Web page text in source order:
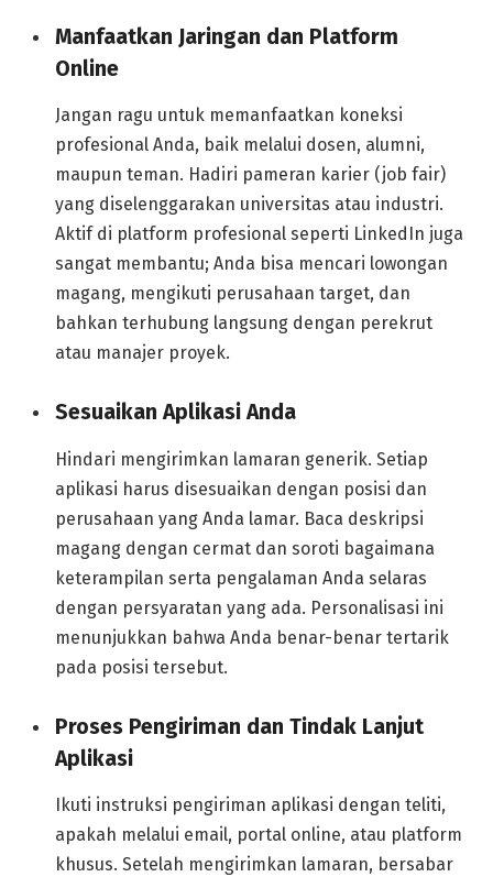
Manfaatkan Jaringan dan Platform
Online
Jangan ragu untuk memanfaatkan koneksi
profesional Anda, baik melalui dosen, alumni,
maupun teman. Hadiri pameran karier (job fair)
yang diselenggarakan universitas atau industri.
Aktif di platform profesional seperti LinkedIn juga
sangat membantu; Anda bisa mencari lowongan
magang, mengikuti perusahaan target, dan
bahkan terhubung langsung dengan perekrut
atau manajer proyek.
Sesuaikan Aplikasi Anda
Hindari mengirimkan lamaran generik. Setiap
aplikasi harus disesuaikan dengan posisi dan
perusahaan yang Anda lamar. Baca deskripsi
magang dengan cermat dan soroti bagaimana
keterampilan serta pengalaman Anda selaras
dengan persyaratan yang ada. Personalisasi ini
menunjukkan bahwa Anda benar-benar tertarik
pada posisi tersebut.
Proses Pengiriman dan Tindak Lanjut
Aplikasi
Ikuti instruksi pengiriman aplikasi dengan teliti,
apakah melalui email, portal online, atau platform
khusus. Setelah mengirimkan lamaran, bersabar